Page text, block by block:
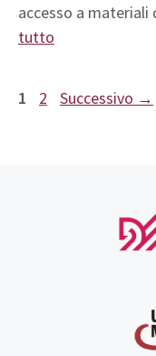
accesso a
tutto
Pagina
1 Pagina
2 Successivo →